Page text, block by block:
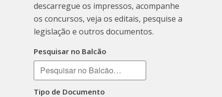
descarregue os impressos, acompanhe
os concursos, veja os editais, pesquise a
legislação e outros documentos.
Pesquisar no Balcão
Tipo de Documento